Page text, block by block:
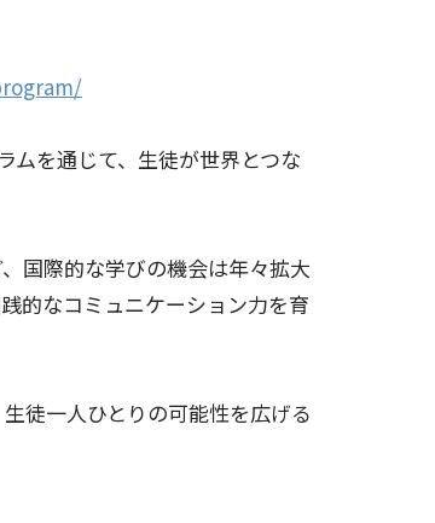
ムを通じて、生徒が世界とつな
国際的な学びの機会は年々拡大
的なコミュニケーション力を育
徒一人ひとりの可能性を広げる